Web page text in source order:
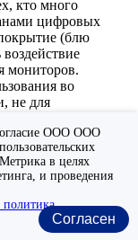
кто много
цифровых
(блю
мониторов.
во
не для
Ю.-В. Азии.
(премиум)
линзы для
за
ООО ООО
в целях
и проведения
политика
Согласен